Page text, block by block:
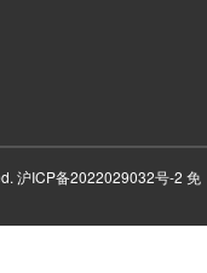
沪ICP备2022029032号-2 免